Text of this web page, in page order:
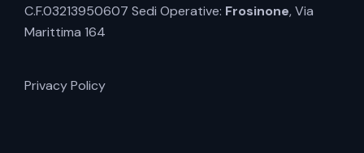
C.F.03213950607 Sedi Operative: Frosinone, Via
Marittima 164
Privacy Policy